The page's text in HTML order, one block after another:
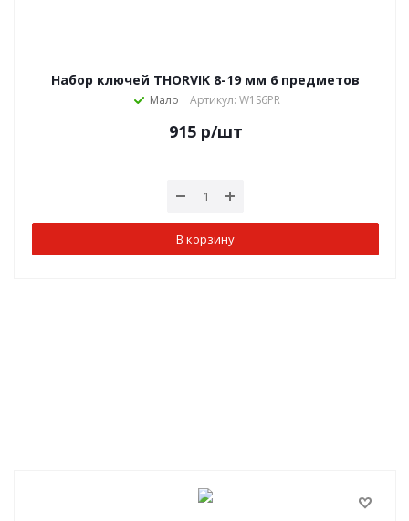
Набор ключей THORVIK 8-19 мм 6 предметов
Мало Артикул: W1S6PR
915р/шт
В корзину